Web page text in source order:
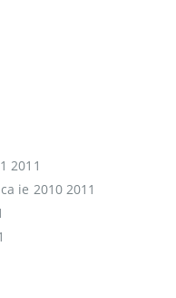
2011
ie 2010 2011